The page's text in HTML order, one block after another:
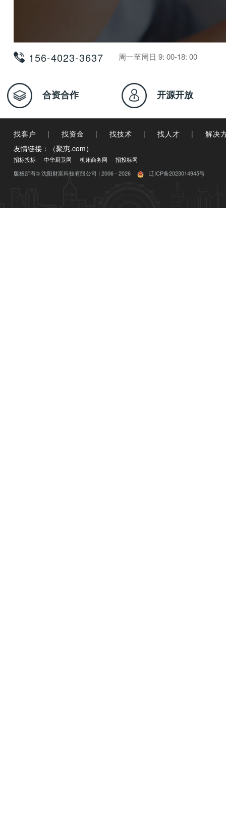
156-4023-3637 周一至周日 9: 00-18: 00
合资合作 开源开放
找客户 | 找资金 | 找技术 | 找人才 |
解决
友情链接：（聚惠.com）
招标投标 中华厨卫网 机床商务网
招投标网
版权所有© 沈阳财富科技有限公司 | 2006 - 2026
辽ICP备2023014945号